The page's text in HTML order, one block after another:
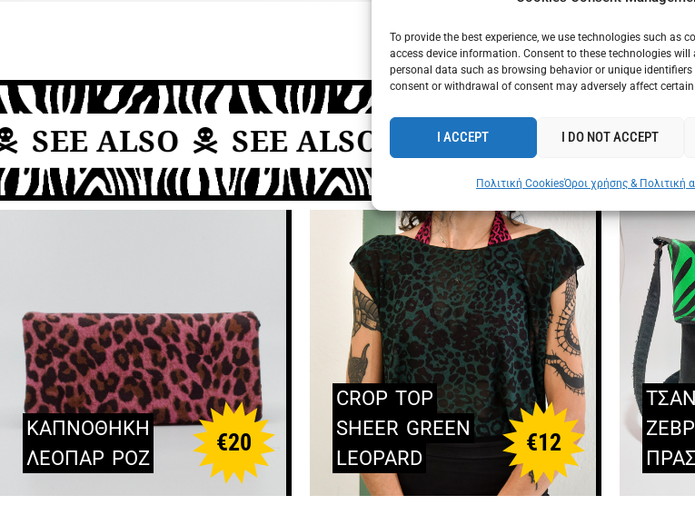
To provide the best experience, we use technologies such as
access device information. Consent to these technologies will
personal data such as browsing behavior or unique
consent or withdrawal of consent may adversely affect
I ACCEPT I DO NOT ACCEPT
Πολιτική CookiesΌροι χρήσης & Πολιτική
SEE ALSO SEE ALSO SEE ALSO SEE
ΚΑΠΝΟΘΗΚΗ
ΛΕΟΠΑΡ ΡΟΖ
€20
CROP TOP
SHEER GREEN
LEOPARD
€12